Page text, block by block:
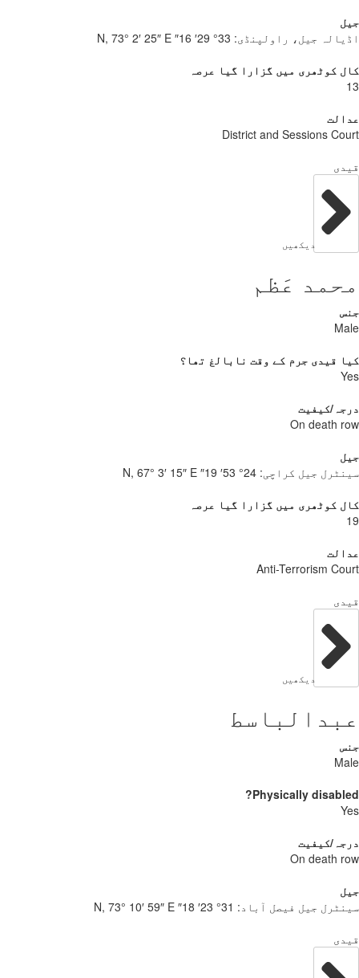
جیل، راولپنڈی:33° 29′ 16″ N, 73° 2′ 25″ E
کوٹھری میں گزارا گیا عرصہ
District and Sessions
دیکھیں
عَظم
قیدی جرم کے وقت نابالغ تھا؟
کیفیت
On death
جیل کراچی:24° 53′ 19″ N, 67° 3′ 15″ E
کوٹھری میں گزارا گیا عرصہ
Anti-Terrorism
دیکھیں
Physically
کیفیت
On death
جیل فیصل آباد: 31° 23′ 18″ N, 73° 10′ 59″ E